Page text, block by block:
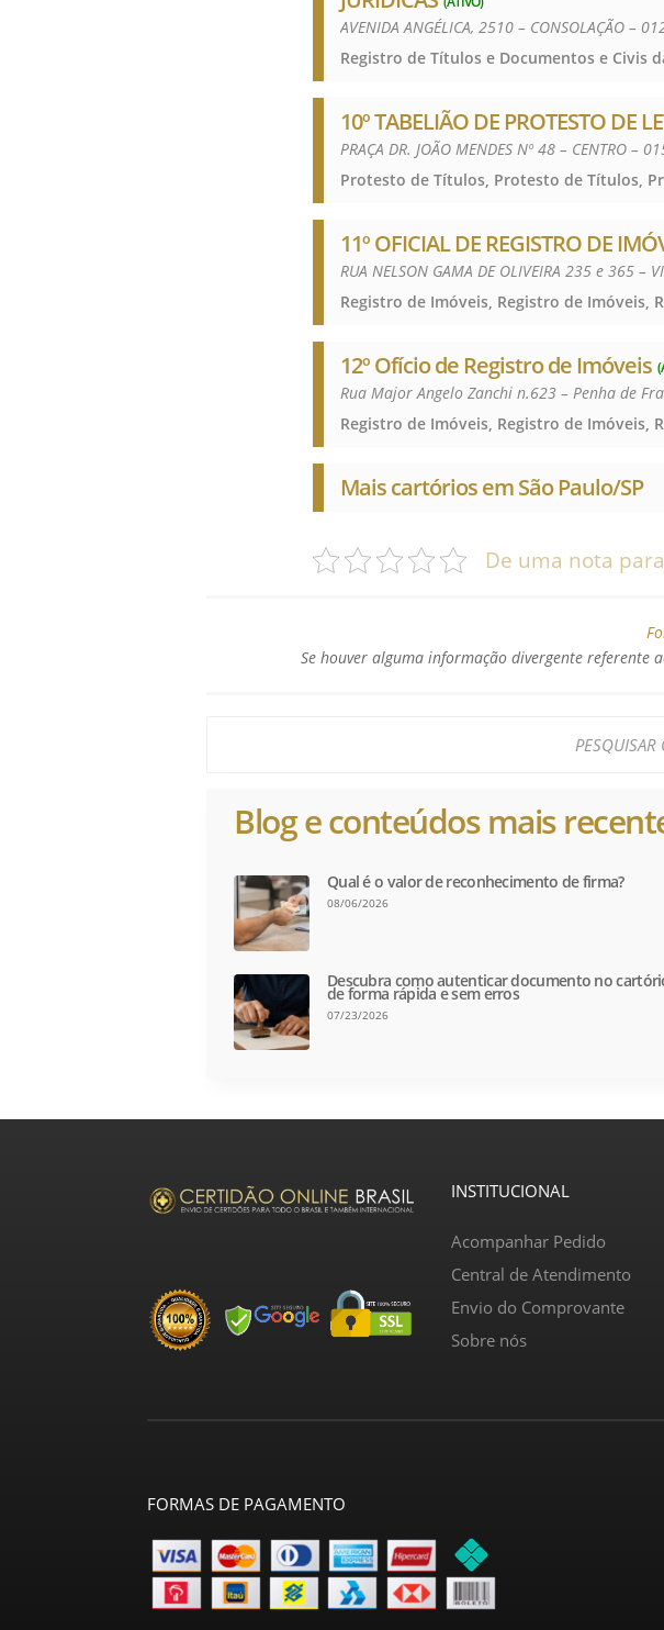
AVENIDA ANGÉLICA, 2510 – CONSOLAÇÃO –
10º TABELIÃO DE PROTESTO DE
PRAÇA DR. JOÃO MENDES Nº 48 – CENTRO –
Protesto de Títulos, Protesto de Títulos,
11º OFICIAL DE REGISTRO DE
RUA NELSON GAMA DE OLIVEIRA 235 e 365 –
Registro de Imóveis, Registro de Imóveis,
12º Ofício de Registro de Imóveis
Rua Major Angelo Zanchi n.623 – Penha de
Registro de Imóveis, Registro de Imóveis,
Mais cartórios em São Paulo/SP
De uma nota
Se houver alguma informação divergente
Blog e conteúdos mais
Qual é o valor de reconhecimento de firma?
08/06/2026
Descubra como autenticar documento no
de forma rápida e sem erros
07/23/2026
INSTITUCIONAL
Acompanhar Pedido
Central de Atendimento
Envio do Comprovante
Sobre nós
FORMAS DE PAGAMENTO